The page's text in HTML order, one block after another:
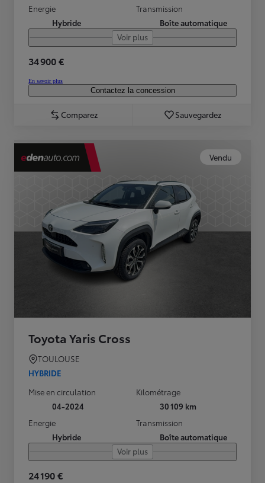
Energie
Hybride
Transmission
Boîte automatique
Voir plus
34 900 €
En savoir plus
Contactez la concession
Comparez Sauvegardez
Vendu
Toyota Yaris Cross
TOULOUSE
HYBRIDE
Mise en circulation
04-2024
Kilométrage
30 109 km
Energie
Hybride
Transmission
Boîte automatique
Voir plus
24 190 €